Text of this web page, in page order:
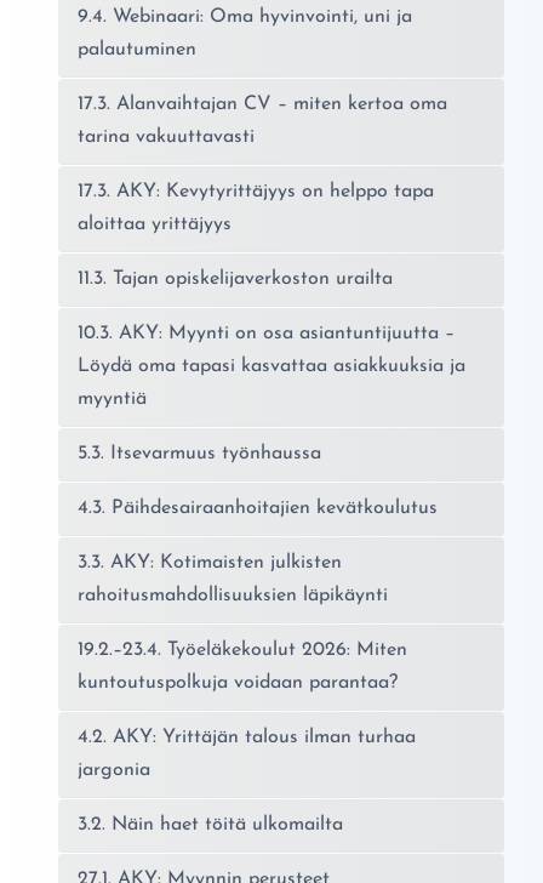
9.4. Webinaari: Oma hyvinvointi, uni ja
palautuminen
17.3. Alanvaihtajan CV – miten kertoa oma
tarina vakuuttavasti
17.3. AKY: Kevytyrittäjyys on helppo tapa
aloittaa yrittäjyys
11.3. Tajan opiskelijaverkoston urailta
10.3. AKY: Myynti on osa asiantuntijuutta –
Löydä oma tapasi kasvattaa asiakkuuksia ja
myyntiä
5.3. Itsevarmuus työnhaussa
4.3. Päihdesairaanhoitajien kevätkoulutus
3.3. AKY: Kotimaisten julkisten
rahoitusmahdollisuuksien läpikäynti
19.2.–23.4. Työeläkekoulut 2026: Miten
kuntoutuspolkuja voidaan parantaa?
4.2. AKY: Yrittäjän talous ilman turhaa
jargonia
3.2. Näin haet töitä ulkomailta
27.1. AKY: Myynnin perusteet